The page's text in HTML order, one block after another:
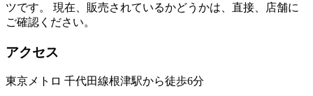
ツです。 現在、販売されているかどうかは、直接、店舗に
ご確認ください。
アクセス
東京メトロ 千代田線根津駅から徒歩6分